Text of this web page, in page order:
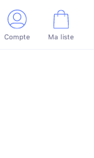
Compte Ma liste